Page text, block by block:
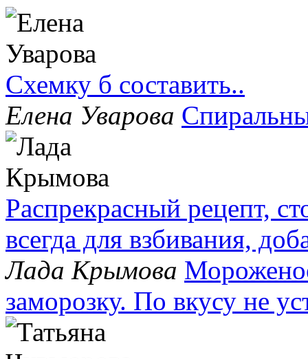
Схемку б составить..
Елена Уварова
Распрекрасный рецепт,
всегда для взбивания,
Лада Крымова
заморозку. По вкусу не